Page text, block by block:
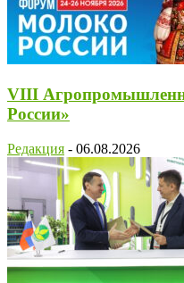
VIII
России»
Редакция - 06.08.2026